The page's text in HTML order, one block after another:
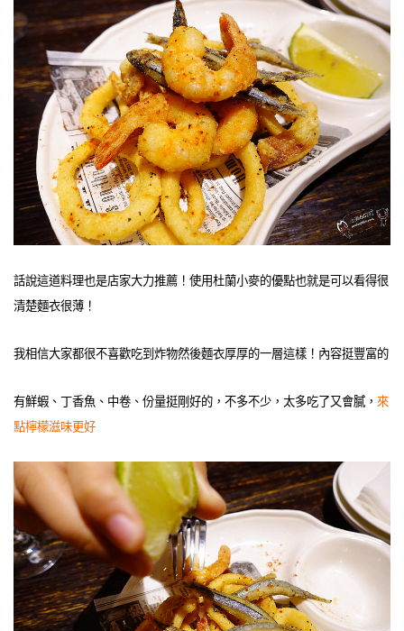
話說這道料理也是店家大力推薦！使用杜蘭小麥的優點也就是可以看得很
清楚麵衣很薄！
我相信大家都很不喜歡吃到炸物然後麵衣厚厚的一層這樣！內容挺豐富的
有鮮蝦、丁香魚、中卷、份量挺剛好的，不多不少，太多吃了又會膩， 來
點檸檬滋味更好